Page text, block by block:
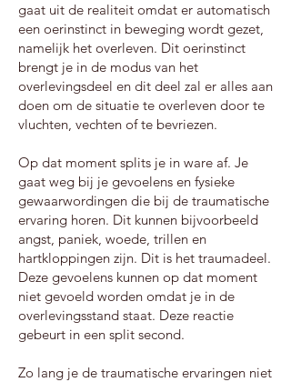
gaat uit de realiteit omdat er automatisch
een oerinstinct in beweging wordt gezet,
namelijk het overleven. Dit oerinstinct
brengt je in de modus van het
overlevingsdeel en dit deel zal er alles aan
doen om de situatie te overleven door te
vluchten, vechten of te bevriezen.
Op dat moment splits je in ware af. Je
gaat weg bij je gevoelens en fysieke
gewaarwordingen die bij de traumatische
ervaring horen. Dit kunnen bijvoorbeeld
angst, paniek, woede, trillen en
hartkloppingen zijn. Dit is het traumadeel.
Deze gevoelens kunnen op dat moment
niet gevoeld worden omdat je in de
overlevingsstand staat. Deze reactie
gebeurt in een split second.
Zo lang je de traumatische ervaringen niet